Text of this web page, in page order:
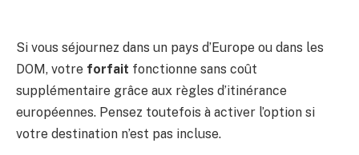
Si vous séjournez dans un pays d’Europe ou dans les
DOM, votre forfait fonctionne sans coût
supplémentaire grâce aux règles d’itinérance
européennes. Pensez toutefois à activer l’option si
votre destination n’est pas incluse.